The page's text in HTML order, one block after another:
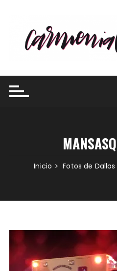
contenido
Inicio Fotos de Dallas